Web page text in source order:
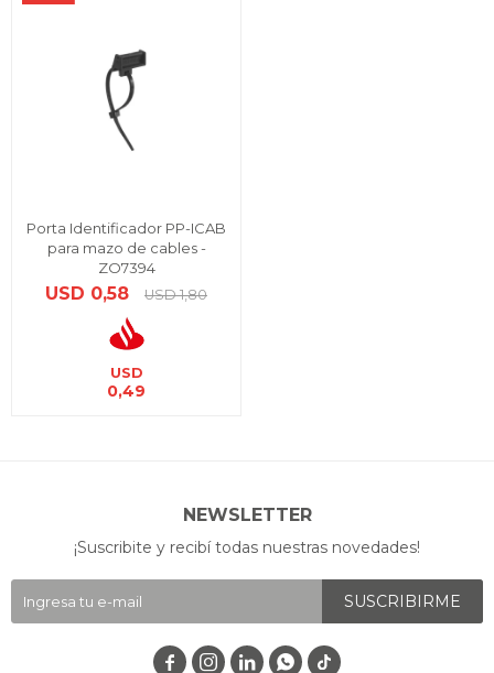
Porta Identificador PP-ICAB
para mazo de cables -
ZO7394
USD 0,58 USD 1,80
USD
0,49
NEWSLETTER
¡Suscribite y recibí todas nuestras novedades!
SUSCRIBIRME
   